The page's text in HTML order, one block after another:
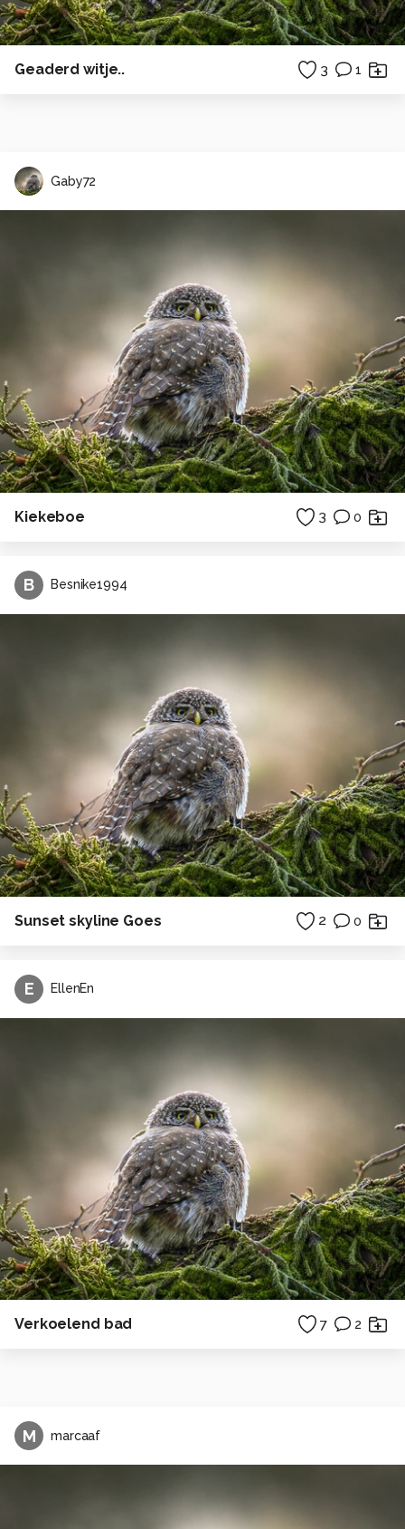
Geaderd witje.. 3 1
Gaby72
Kiekeboe 3 0
B Besnike1994
Sunset skyline Goes 2 0
E EllenEn
Verkoelend bad 7 2
M marcaaf